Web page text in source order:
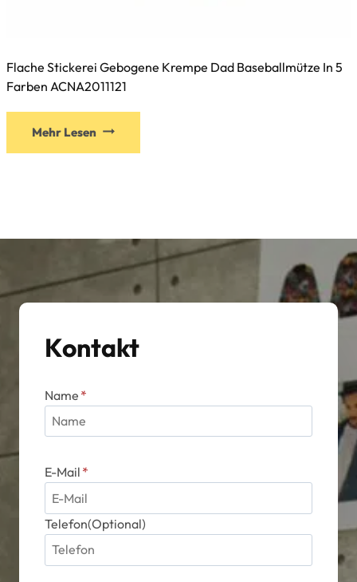
Flache Stickerei Gebogene Krempe Dad Baseballmütze In 5
Farben ACNA2011121
Mehr Lesen
Die
Optionen
können
auf
Kontakt
Name *
E-Mail *
Telefon(Optional)